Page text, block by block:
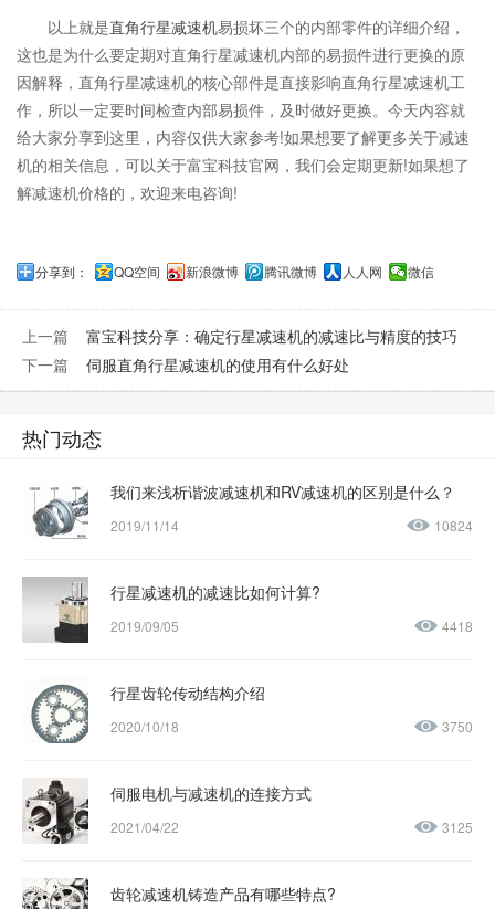
以上就是直角行星减速机易损坏三个的内部零件的详细介绍，
这也是为什么要定期对直角行星减速机内部的易损件进行更换的原
因解释，直角行星减速机的核心部件是直接影响直角行星减速机工
作，所以一定要时间检查内部易损件，及时做好更换。今天内容就
给大家分享到这里，内容仅供大家参考!如果想要了解更多关于减速
机的相关信息，可以关于富宝科技官网，我们会定期更新!如果想了
解减速机价格的，欢迎来电咨询!
分享到： QQ空间 新浪微博 腾讯微博 人人网 微信
上一篇 富宝科技分享：确定行星减速机的减速比与精度的技巧
下一篇 伺服直角行星减速机的使用有什么好处
热门动态
我们来浅析谐波减速机和RV减速机的区别是什么？
2019/11/14 10824
行星减速机的减速比如何计算?
2019/09/05 4418
行星齿轮传动结构介绍
2020/10/18 3750
伺服电机与减速机的连接方式
2021/04/22 3125
齿轮减速机铸造产品有哪些特点?